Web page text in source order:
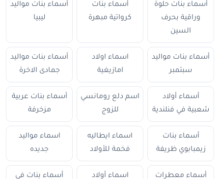
أسماء بنات حلوة
وراقية بحرف
السين
أسماء بنات
كرواتية مبهرة
أسماء بنات مواليد
ليبيا
أسماء بنات مواليد
سبتمبر
اسماء اولاد
امازيغية
أسماء بنات مواليد
جمادى الاخرة
أسماء أولاد
شعبية في فنلندية
اسم دلع رومانسي
للزوج
أسماء بنات عربية
مزخرفة
أسماء بنات
زيمبابوي ظريفة
اسماء ايطاليه
فخمة للأولاد
اسماء مواليد
جديده
أسماء معطرات اسماء أولاد أسماء بنات في